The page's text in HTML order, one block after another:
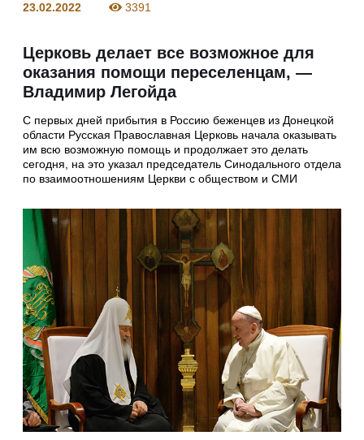
23.02.2022 3391
Церковь делает все возможное для
оказания помощи переселенцам, —
Владимир Легойда
С первых дней прибытия в Россию беженцев из Донецкой
области Русская Православная Церковь начала оказывать
им всю возможную помощь и продолжает это делать
сегодня, на это указал председатель Синодального отдела
по взаимоотношениям Церкви с обществом и СМИ